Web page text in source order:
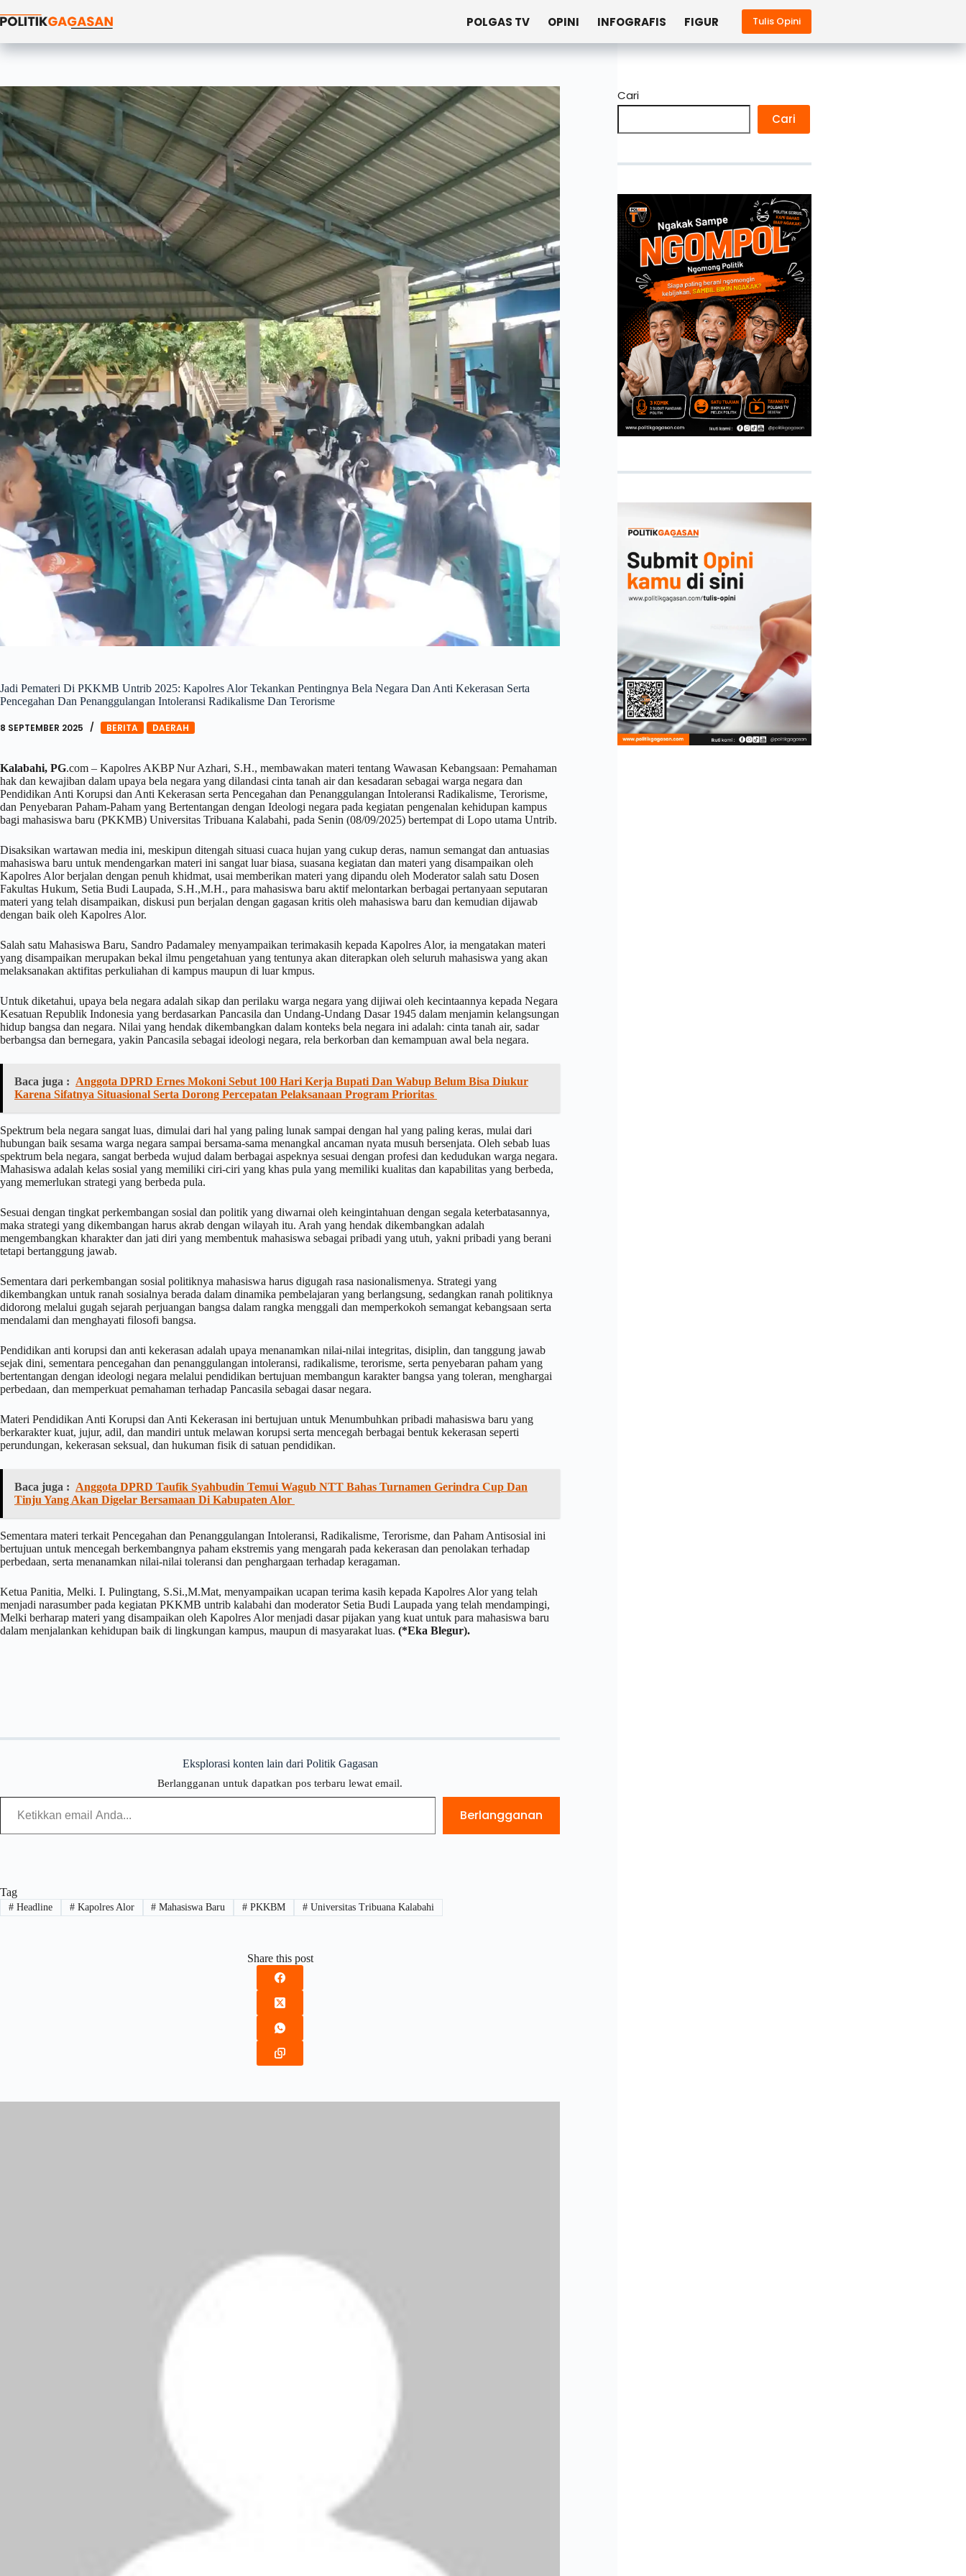
POLGAS TV OPINI INFOGRAFIS FIGUR Tulis Opini
Jadi Pemateri Di PKKMB Untrib 2025: Kapolres Alor Tekankan Pentingnya Bela Negara Dan Anti Kekerasan Serta
Pencegahan Dan Penanggulangan Intoleransi Radikalisme Dan Terorisme
8 SEPTEMBER 2025 BERITA DAERAH
Kalabahi, PG.com – Kapolres AKBP Nur Azhari, S.H., membawakan materi tentang Wawasan Kebangsaan: Pemahaman
hak dan kewajiban dalam upaya bela negara yang dilandasi cinta tanah air dan kesadaran sebagai warga negara dan
Pendidikan Anti Korupsi dan Anti Kekerasan serta Pencegahan dan Penanggulangan Intoleransi Radikalisme, Terorisme,
dan Penyebaran Paham-Paham yang Bertentangan dengan Ideologi negara pada kegiatan pengenalan kehidupan kampus
bagi mahasiswa baru (PKKMB) Universitas Tribuana Kalabahi, pada Senin (08/09/2025) bertempat di Lopo utama Untrib.
Disaksikan wartawan media ini, meskipun ditengah situasi cuaca hujan yang cukup deras, namun semangat dan antuasias
mahasiswa baru untuk mendengarkan materi ini sangat luar biasa, suasana kegiatan dan materi yang disampaikan oleh
Kapolres Alor berjalan dengan penuh khidmat, usai memberikan materi yang dipandu oleh Moderator salah satu Dosen
Fakultas Hukum, Setia Budi Laupada, S.H.,M.H., para mahasiswa baru aktif melontarkan berbagai pertanyaan seputaran
materi yang telah disampaikan, diskusi pun berjalan dengan gagasan kritis oleh mahasiswa baru dan kemudian dijawab
dengan baik oleh Kapolres Alor.
Salah satu Mahasiswa Baru, Sandro Padamaley menyampaikan terimakasih kepada Kapolres Alor, ia mengatakan materi
yang disampaikan merupakan bekal ilmu pengetahuan yang tentunya akan diterapkan oleh seluruh mahasiswa yang akan
melaksanakan aktifitas perkuliahan di kampus maupun di luar kmpus.
Untuk diketahui, upaya bela negara adalah sikap dan perilaku warga negara yang dijiwai oleh kecintaannya kepada Negara
Kesatuan Republik Indonesia yang berdasarkan Pancasila dan Undang-Undang Dasar 1945 dalam menjamin kelangsungan
hidup bangsa dan negara. Nilai yang hendak dikembangkan dalam konteks bela negara ini adalah: cinta tanah air, sadar
berbangsa dan bernegara, yakin Pancasila sebagai ideologi negara, rela berkorban dan kemampuan awal bela negara.
Baca juga : Anggota DPRD Ernes Mokoni Sebut 100 Hari Kerja Bupati Dan Wabup Belum Bisa Diukur
Karena Sifatnya Situasional Serta Dorong Percepatan Pelaksanaan Program Prioritas
Spektrum bela negara sangat luas, dimulai dari hal yang paling lunak sampai dengan hal yang paling keras, mulai dari
hubungan baik sesama warga negara sampai bersama-sama menangkal ancaman nyata musuh bersenjata. Oleh sebab luas
spektrum bela negara, sangat berbeda wujud dalam berbagai aspeknya sesuai dengan profesi dan kedudukan warga negara.
Mahasiswa adalah kelas sosial yang memiliki ciri-ciri yang khas pula yang memiliki kualitas dan kapabilitas yang berbeda,
yang memerlukan strategi yang berbeda pula.
Sesuai dengan tingkat perkembangan sosial dan politik yang diwarnai oleh keingintahuan dengan segala keterbatasannya,
maka strategi yang dikembangan harus akrab dengan wilayah itu. Arah yang hendak dikembangkan adalah
mengembangkan kharakter dan jati diri yang membentuk mahasiswa sebagai pribadi yang utuh, yakni pribadi yang berani
tetapi bertanggung jawab.
Sementara dari perkembangan sosial politiknya mahasiswa harus digugah rasa nasionalismenya. Strategi yang
dikembangkan untuk ranah sosialnya berada dalam dinamika pembelajaran yang berlangsung, sedangkan ranah politiknya
didorong melalui gugah sejarah perjuangan bangsa dalam rangka menggali dan memperkokoh semangat kebangsaan serta
mendalami dan menghayati filosofi bangsa.
Pendidikan anti korupsi dan anti kekerasan adalah upaya menanamkan nilai-nilai integritas, disiplin, dan tanggung jawab
sejak dini, sementara pencegahan dan penanggulangan intoleransi, radikalisme, terorisme, serta penyebaran paham yang
bertentangan dengan ideologi negara melalui pendidikan bertujuan membangun karakter bangsa yang toleran, menghargai
perbedaan, dan memperkuat pemahaman terhadap Pancasila sebagai dasar negara.
Materi Pendidikan Anti Korupsi dan Anti Kekerasan ini bertujuan untuk Menumbuhkan pribadi mahasiswa baru yang
berkarakter kuat, jujur, adil, dan mandiri untuk melawan korupsi serta mencegah berbagai bentuk kekerasan seperti
perundungan, kekerasan seksual, dan hukuman fisik di satuan pendidikan.
Baca juga : Anggota DPRD Taufik Syahbudin Temui Wagub NTT Bahas Turnamen Gerindra Cup Dan
Tinju Yang Akan Digelar Bersamaan Di Kabupaten Alor
Sementara materi terkait Pencegahan dan Penanggulangan Intoleransi, Radikalisme, Terorisme, dan Paham Antisosial ini
bertujuan untuk mencegah berkembangnya paham ekstremis yang mengarah pada kekerasan dan penolakan terhadap
perbedaan, serta menanamkan nilai-nilai toleransi dan penghargaan terhadap keragaman.
Ketua Panitia, Melki. I. Pulingtang, S.Si.,M.Mat, menyampaikan ucapan terima kasih kepada Kapolres Alor yang telah
menjadi narasumber pada kegiatan PKKMB untrib kalabahi dan moderator Setia Budi Laupada yang telah mendampingi,
Melki berharap materi yang disampaikan oleh Kapolres Alor menjadi dasar pijakan yang kuat untuk para mahasiswa baru
dalam menjalankan kehidupan baik di lingkungan kampus, maupun di masyarakat luas. (*Eka Blegur).
Eksplorasi konten lain dari Politik Gagasan
Berlangganan untuk dapatkan pos terbaru lewat email.
Berlangganan
Tag
#Headline #Kapolres Alor # Mahasiswa Baru # PKKBM # Universitas Tribuana Kalabahi
Share this post
Cari
Cari